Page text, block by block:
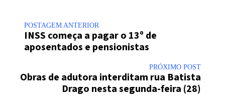
POSTAGEM ANTERIOR
INSS começa a pagar o 13º de
aposentados e pensionistas
PRÓXIMO POST
Obras de adutora interditam rua Batista
Drago nesta segunda-feira (28)